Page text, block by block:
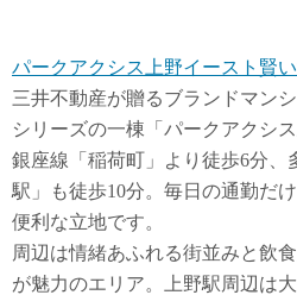
パークアクシス上野イースト賢
三井不動産が贈るブランドマン
シリーズの一棟「パークアクシ
銀座線「稲荷町」より徒歩6分、
駅」も徒歩10分。毎日の通勤だ
便利な立地です。
周辺は情緒あふれる街並みと飲
が魅力のエリア。上野駅周辺は